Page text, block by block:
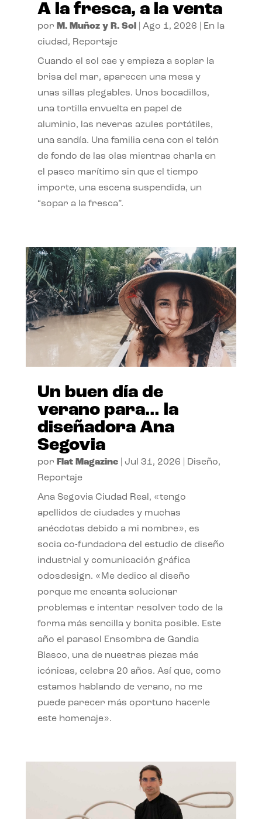
A la fresca, a la venta
por M. Muñoz y R. Sol| Ago 1, 2026
En la
ciudad, Reportaje
Cuando el sol cae y empieza a soplar la
brisa del mar, aparecen una mesa y
unas sillas plegables. Unos bocadillos,
una tortilla envuelta en papel de
aluminio, las neveras azules portátiles,
una sandía. Una familia cena con el telón
de fondo de las olas mientras charla en
el paseo marítimo sin que el tiempo
importe, una escena suspendida, un
“sopar a la fresca”.
Un buen día de
verano para… la
diseñadora Ana
Segovia
por Flat Magazine| Jul 31, 2026 Diseño,
Reportaje
Ana Segovia Ciudad Real, «tengo
apellidos de ciudades y muchas
anécdotas debido a mi nombre», es
socia co-fundadora del estudio de diseño
industrial y comunicación gráfica
odosdesign. «Me dedico al diseño
porque me encanta solucionar
problemas e intentar resolver todo de la
forma más sencilla y bonita posible. Este
año el parasol Ensombra de Gandia
Blasco, una de nuestras piezas más
icónicas, celebra 20 años. Así que, como
estamos hablando de verano, no me
puede parecer más oportuno hacerle
este homenaje».